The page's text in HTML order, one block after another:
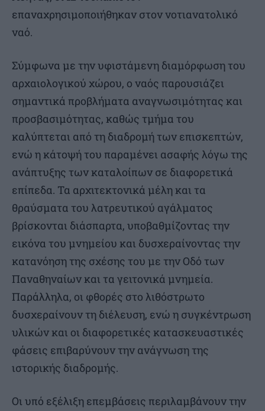
επαναχρησιμοποιήθηκαν στον νοτιανατολικό
ναό.
Σύμφωνα με την υφιστάμενη διαμόρφωση του
αρχαιολογικού χώρου, ο ναός παρουσιάζει
σημαντικά προβλήματα αναγνωσιμότητας και
προσβασιμότητας, καθώς τμήμα του
καλύπτεται από τη διαδρομή των επισκεπτών,
ενώ η κάτοψή του παραμένει ασαφής λόγω της
ανάπτυξης των καταλοίπων σε διαφορετικά
επίπεδα. Τα αρχιτεκτονικά μέλη και τα
θραύσματα του λατρευτικού αγάλματος
βρίσκονται διάσπαρτα, υποβαθμίζοντας την
εικόνα του μνημείου και δυσχεραίνοντας την
κατανόηση της σχέσης του με την Οδό των
Παναθηναίων και τα γειτονικά μνημεία.
Παράλληλα, οι φθορές στο λιθόστρωτο
δυσχεραίνουν τη διέλευση, ενώ η συγκέντρωση
υλικών και οι διαφορετικές κατασκευαστικές
φάσεις επιβαρύνουν την ανάγνωση της
ιστορικής διαδρομής.
Οι υπό εξέλιξη επεμβάσεις περιλαμβάνουν την